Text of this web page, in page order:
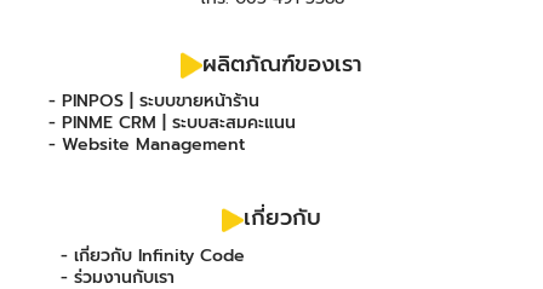
ผลิตภัณฑ์ของเรา
- PINPOS | ระบบขายหน้าร้าน
- PINME CRM | ระบบสะสมคะแนน
- Website Management
เกี่ยวกับ
- เกี่ยวกับ Infinity Code
- ร่วมงานกับเรา